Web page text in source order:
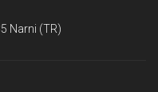
Narni (TR)